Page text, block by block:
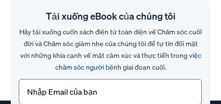
Tải xuống eBook của chúng tôi
Hãy tải xuống cuốn sách điện tử toàn diện về Chăm sóc cuối
đời và Chăm sóc giảm nhẹ của chúng tôi để tự tin đối mặt
với những khía cạnh về mặt cảm xúc và thực tiễn trongviệc
chăm sóc người bệnh giai đoạn cuối.
Email
(Bắt
buộc)